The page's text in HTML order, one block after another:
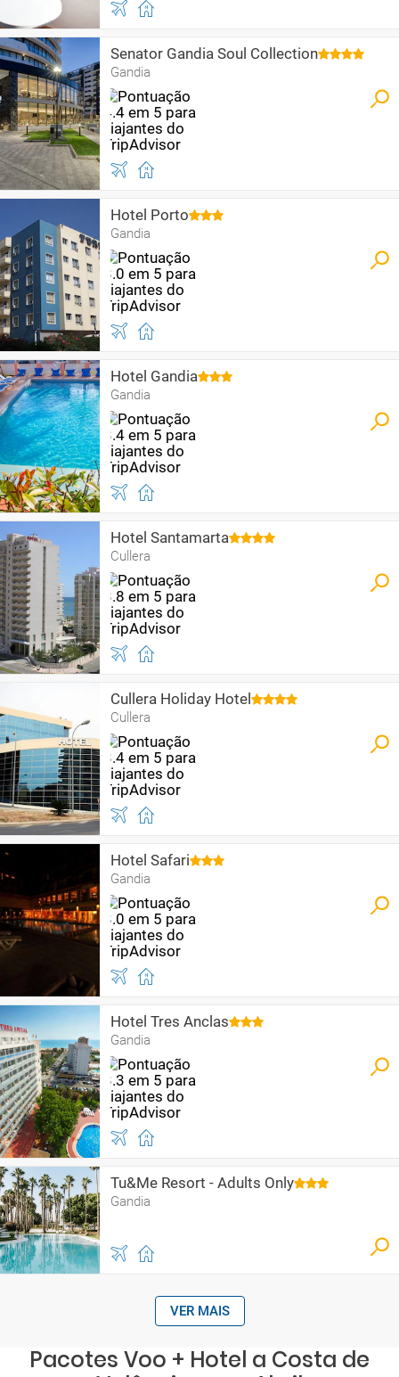
Senator Gandia Soul Collection
Gandia
Hotel Porto
Gandia
Hotel Gandia
Gandia
Hotel Santamarta
Cullera
Cullera Holiday Hotel
Cullera
Hotel Safari
Gandia
Hotel Tres Anclas
Gandia
Tu&Me Resort - Adults Only
Gandia
VER MAIS
Pacotes Voo + Hotel a Costa de